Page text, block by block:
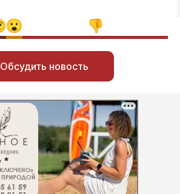
Обсудить новость